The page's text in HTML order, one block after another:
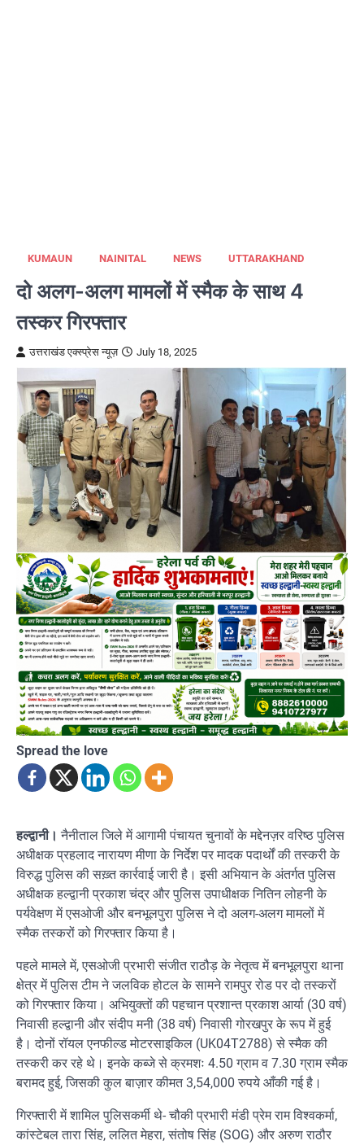
KUMAUN NAINITAL NEWS UTTARAKHAND
दो अलग-अलग मामलों में स्मैक के साथ 4
तस्कर गिरफ्तार
उत्तराखंड एक्स्प्रेस न्यूज़ July 18, 2025
Spread the love
हल्द्वानी। नैनीताल जिले में आगामी पंचायत चुनावों के मद्देनज़र वरिष्ठ पुलिस
अधीक्षक प्रहलाद नारायण मीणा के निर्देश पर मादक पदार्थों की तस्करी के
विरुद्ध पुलिस की सख़्त कार्रवाई जारी है। इसी अभियान के अंतर्गत पुलिस
अधीक्षक हल्द्वानी प्रकाश चंद्र और पुलिस उपाधीक्षक नितिन लोहनी के
पर्यवेक्षण में एसओजी और बनभूलपुरा पुलिस ने दो अलग-अलग मामलों में
स्मैक तस्करों को गिरफ्तार किया है।
पहले मामले में, एसओजी प्रभारी संजीत राठौड़ के नेतृत्व में बनभूलपुरा थाना
क्षेत्र में पुलिस टीम ने जलविक होटल के सामने रामपुर रोड पर दो तस्करों
को गिरफ्तार किया। अभियुक्तों की पहचान प्रशान्त प्रकाश आर्या (30 वर्ष)
निवासी हल्द्वानी और संदीप मनी (38 वर्ष) निवासी गोरखपुर के रूप में हुई
है। दोनों रॉयल एनफील्ड मोटरसाइकिल (UK04T2788) से स्मैक की
तस्करी कर रहे थे। इनके कब्जे से क्रमशः 4.50 ग्राम व 7.30 ग्राम स्मैक
बरामद हुई, जिसकी कुल बाज़ार कीमत 3,54,000 रुपये आँकी गई है।
गिरफ्तारी में शामिल पुलिसकर्मी थे- चौकी प्रभारी मंडी प्रेम राम विश्वकर्मा,
कांस्टेबल तारा सिंह, ललित मेहरा, संतोष सिंह (SOG) और अरुण राठौर